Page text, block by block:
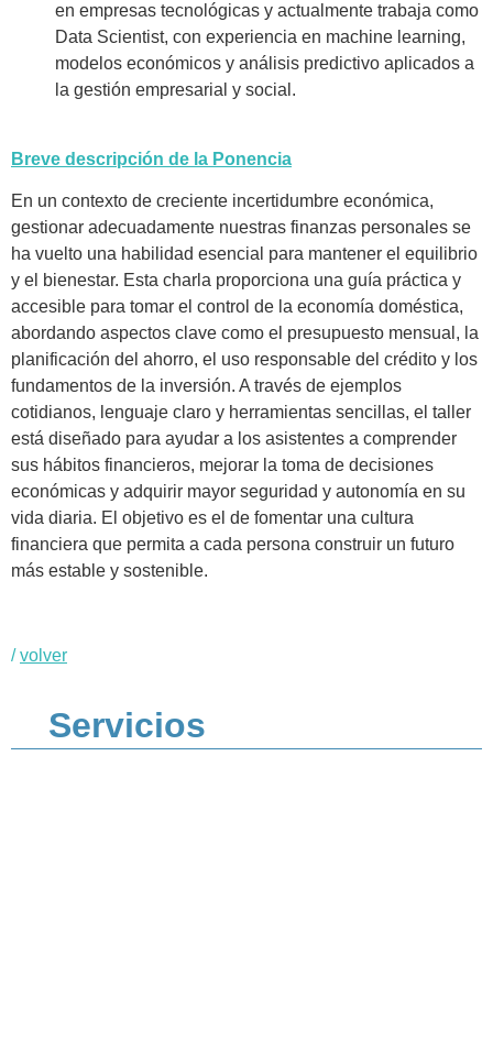
en empresas tecnológicas y actualmente trabaja como
Data Scientist, con experiencia en machine learning,
modelos económicos y análisis predictivo aplicados a
la gestión empresarial y social.
Breve descripción de la Ponencia
En un contexto de creciente incertidumbre económica,
gestionar adecuadamente nuestras finanzas personales se
ha vuelto una habilidad esencial para mantener el equilibrio
y el bienestar. Esta charla proporciona una guía práctica y
accesible para tomar el control de la economía doméstica,
abordando aspectos clave como el presupuesto mensual, la
planificación del ahorro, el uso responsable del crédito y los
fundamentos de la inversión. A través de ejemplos
cotidianos, lenguaje claro y herramientas sencillas, el taller
está diseñado para ayudar a los asistentes a comprender
sus hábitos financieros, mejorar la toma de decisiones
económicas y adquirir mayor seguridad y autonomía en su
vida diaria. El objetivo es el de fomentar una cultura
financiera que permita a cada persona construir un futuro
más estable y sostenible.
/volver
Servicios